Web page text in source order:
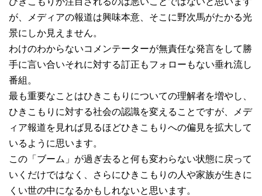
が、メディアの報道は興味本意、そこに野次馬がたかる光
景にしか見えません。
わけのわからないコメンテーターが無責任な発言をして勝
手に言い合いそれに対する訂正もフォローもない垂れ流し
番組。
最も重要なことはひきこもりについての理解者を増やし、
ひきこもりに対する社会の認識を変えることですが、メデ
ィア報道を見れば見るほどひきこもりへの偏見を拡大して
いるように思います。
この「ブーム」が過ぎ去ると何も変わらない状態に戻って
いくだけではなく、さらにひきこもりの人や家族が生きに
くい世の中になるかもしれないと思います。